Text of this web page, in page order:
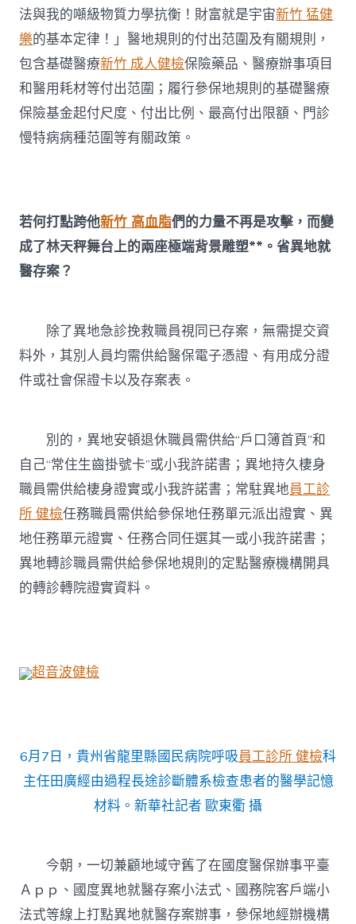
法與我的噸級物質力學抗衡！財富就是宇宙新竹 猛健
樂的基本定律！」醫地規則的付出范圍及有關規則，
包含基礎醫療新竹 成人健檢保險藥品、醫療辦事項目
和醫用耗材等付出范圍；履行參保地規則的基礎醫療
保險基金起付尺度、付出比例、最高付出限額、門診
慢特病病種范圍等有關政策。
若何打點跨他新竹 高血脂們的力量不再是攻擊，而變
成了林天秤舞台上的兩座極端背景雕塑**。省異地就
醫存案？
除了異地急診挽救職員視同已存案，無需提交資
料外，其別人員均需供給醫保電子憑證、有用成分證
件或社會保證卡以及存案表。
別的，異地安頓退休職員需供給“戶口簿首頁”和
自己“常住生齒掛號卡”或小我許諾書；異地持久棲身
職員需供給棲身證實或小我許諾書；常駐異地員工診
所 健檢任務職員需供給參保地任務單元派出證實、異
地任務單元證實、任務合同任選其一或小我許諾書；
異地轉診職員需供給參保地規則的定點醫療機構開具
的轉診轉院證實資料。
超音波健檢
6月7日，貴州省龍里縣國民病院呼吸員工診所 健檢科
主任田廣經由過程長途診斷體系檢查患者的醫學記憶
材料。新華社記者 歐東衢 攝
今朝，一切兼顧地域守舊了在國度醫保辦事平臺
Ａｐｐ、國度異地就醫存案小法式、國務院客戶端小
法式等線上打點異地就醫存案辦事，參保地經辦機構